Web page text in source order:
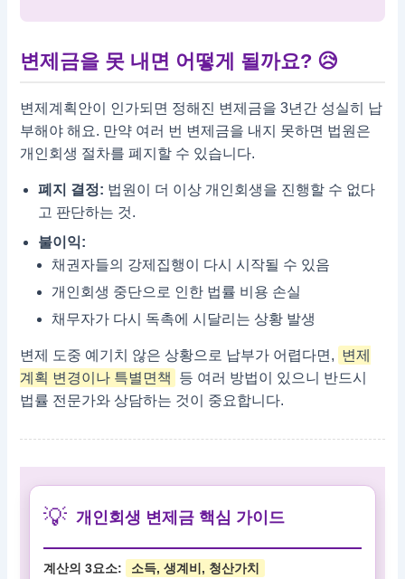
변제금을 못 내면 어떻게 될까요? 😥
변제계획안이 인가되면 정해진 변제금을 3년간 성실히 납
부해야 해요. 만약 여러 번 변제금을 내지 못하면 법원은
개인회생 절차를 폐지할 수 있습니다.
폐지 결정: 법원이 더 이상 개인회생을 진행할 수 없다
고 판단하는 것.
불이익:
채권자들의 강제집행이 다시 시작될 수 있음
개인회생 중단으로 인한 법률 비용 손실
채무자가 다시 독촉에 시달리는 상황 발생
변제 도중 예기치 않은 상황으로 납부가 어렵다면,
변제
계획 변경이나 특별면책
등 여러 방법이 있으니 반드시
법률 전문가와 상담하는 것이 중요합니다.
💡 개인회생 변제금 핵심 가이드
계산의 3요소:
소득, 생계비, 청산가치